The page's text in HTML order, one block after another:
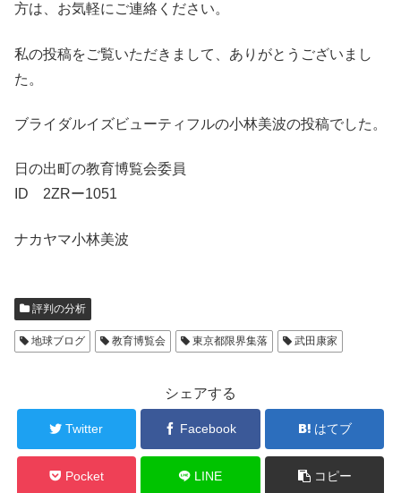
方は、お気軽にご連絡ください。
私の投稿をご覧いただきまして、ありがとうございまし
た。
ブライダルイズビューティフルの小林美波の投稿でした。
日の出町の教育博覧会委員
ID 2ZRー1051
ナカヤマ小林美波
評判の分析
地球ブログ 教育博覧会 東京都限界集落 武田康家
シェアする
Twitter Facebook はてブ
Pocket LINE コピー